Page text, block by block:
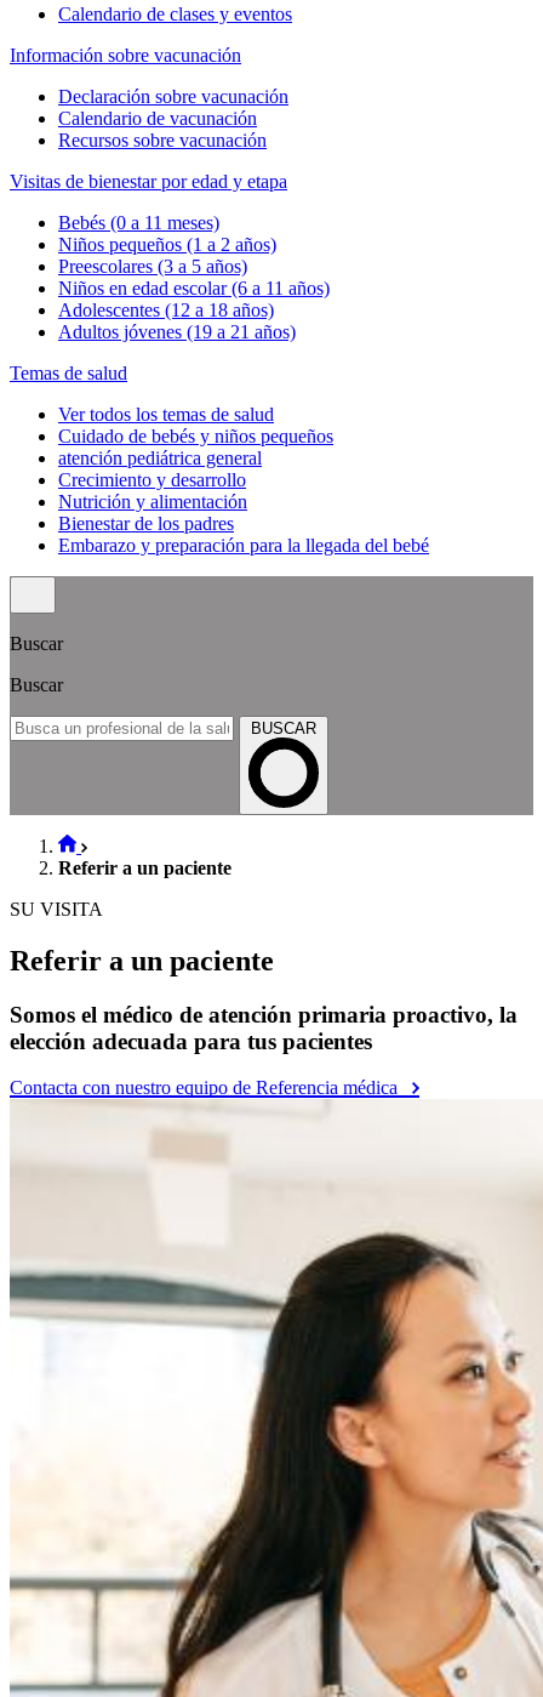
Calendario de clases y eventos
Información sobre vacunación
Declaración sobre vacunación
Calendario de vacunación
Recursos sobre vacunación
Visitas de bienestar por edad y etapa
Bebés (0 a 11 meses)
Niños pequeños (1 a 2 años)
Preescolares (3 a 5 años)
Niños en edad escolar (6 a 11 años)
Adolescentes (12 a 18 años)
Adultos jóvenes (19 a 21 años)
Temas de salud
Ver todos los temas de salud
Cuidado de bebés y niños pequeños
atención pediátrica general
Crecimiento y desarrollo
Nutrición y alimentación
Bienestar de los padres
Embarazo y preparación para la llegada del bebé
Buscar
Buscar
BUSCAR
Referir a un paciente
SU VISITA
Referir a un paciente
Somos el médico de atención primaria proactivo, la
elección adecuada para tus pacientes
Contacta con nuestro equipo de Referencia médica